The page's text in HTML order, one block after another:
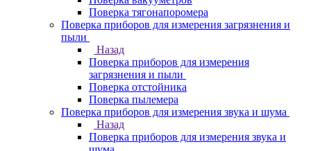
Поверка тягонапоромера
Поверка приборов для измерения загрязнения и
пыли
Назад
Поверка приборов для измерения
загрязнения и пыли
Поверка отстойника
Поверка пылемера
Поверка приборов для измерения звука и шума
Назад
Поверка приборов для измерения звука и